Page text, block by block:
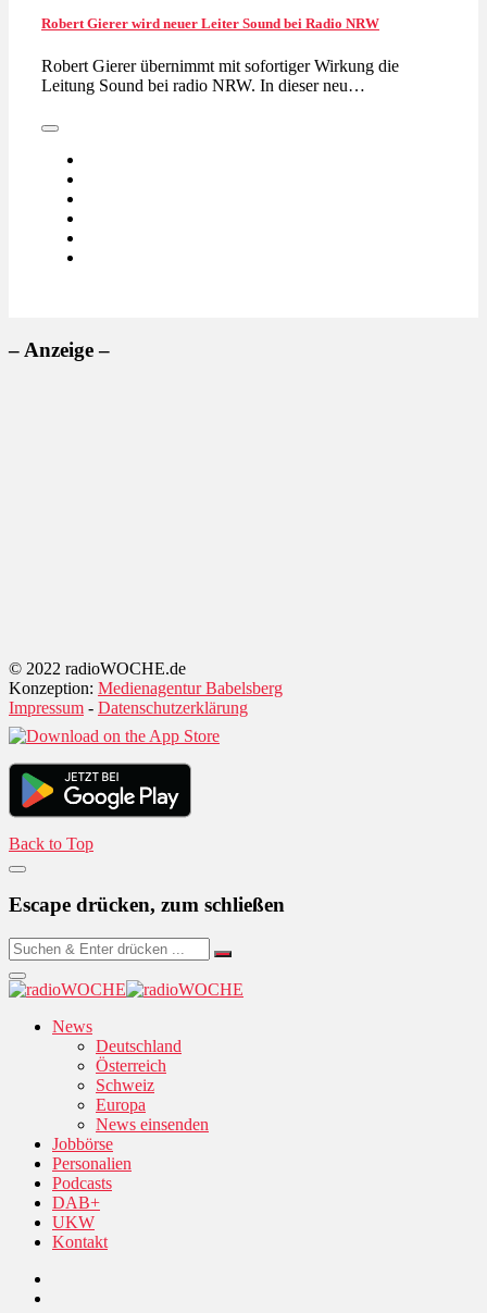
Robert Gierer wird neuer Leiter Sound bei Radio NRW
Robert Gierer übernimmt mit sofortiger Wirkung die
Leitung Sound bei radio NRW. In dieser neu…
– Anzeige –
© 2022 radioWOCHE.de
Konzeption: Medienagentur Babelsberg
Impressum - Datenschutzerklärung
Back to Top
Escape drücken, zum schließen
News
Deutschland
Österreich
Schweiz
Europa
News einsenden
Jobbörse
Personalien
Podcasts
DAB+
UKW
Kontakt